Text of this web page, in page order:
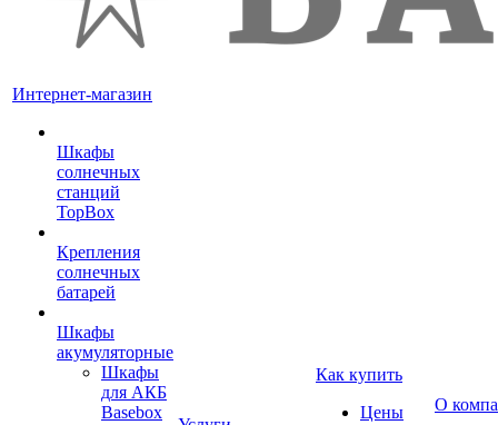
Интернет-магазин
Шкафы
солнечных
станций
TopBox
Крепления
солнечных
батарей
Шкафы
акумуляторные
Шкафы
для АКБ
Basebox
Как купить
Цены
О